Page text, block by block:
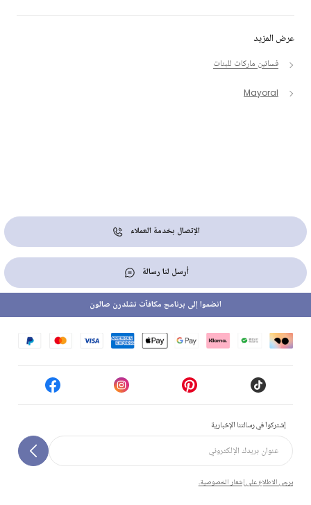
عرض المزيد
فساتين ماركات للبنات
Mayoral
الإتصال بخدمة العملاء
أرسل لنا رسالة
إشتركوا في رسالتنا الإخبارية
يرجى الاطلاع على إشعار الخصوصية.
انضموا إلى برنامج مكافآت تشلدرن صالون